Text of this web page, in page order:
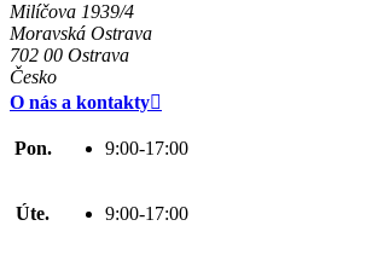
Milíčova 1939/4
Moravská Ostrava
702 00 Ostrava
Česko
O nás a kontakty
Pon. 9:00-17:00
Úte. 9:00-17:00